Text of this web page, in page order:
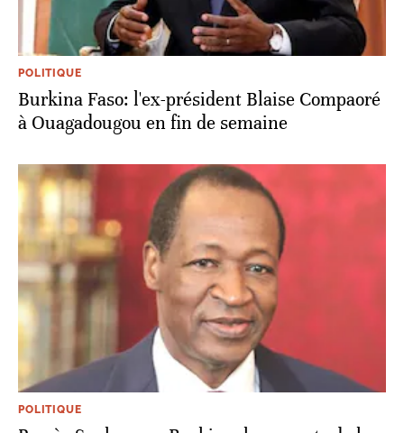
POLITIQUE
Burkina Faso: l'ex-président Blaise Compaoré
à Ouagadougou en fin de semaine
POLITIQUE